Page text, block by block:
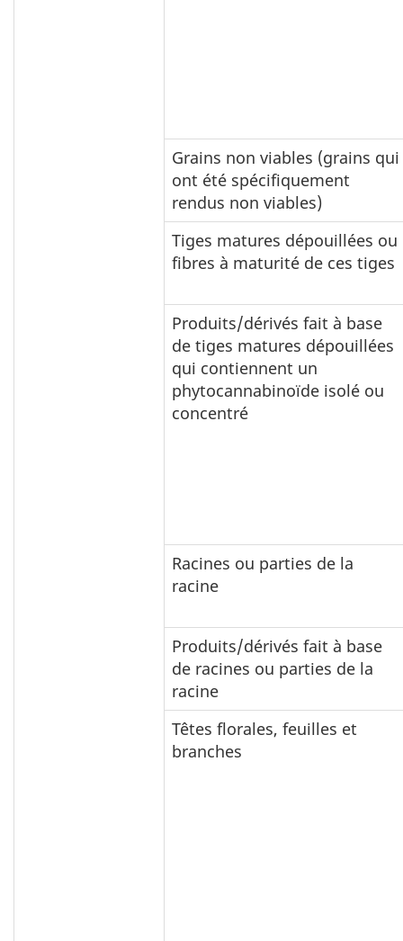
Grains non viables (grains qui
ont été spécifiquement
rendus non viables)
Tiges matures dépouillées ou
fibres à maturité de ces tiges
Produits/dérivés fait à base
de tiges matures dépouillées
qui contiennent un
phytocannabinoïde isolé ou
concentré
Racines ou parties de la
racine
Produits/dérivés fait à base
de racines ou parties de la
racine
Têtes florales, feuilles et
branches